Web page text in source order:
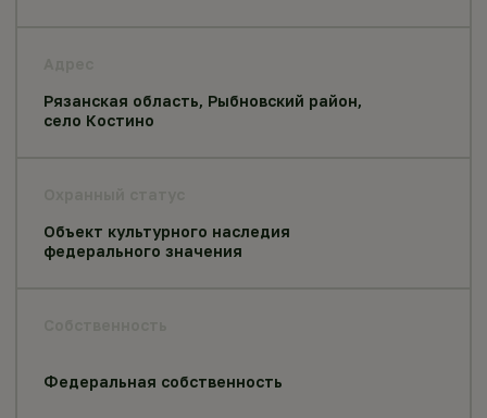
Рязанская область, Рыбновский район,
село Костино
Объект культурного наследия
федерального значения
Федеральная собственность